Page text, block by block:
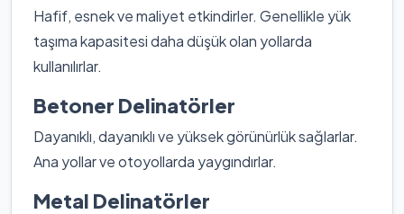
Hafif, esnek ve maliyet etkindirler. Genellikle yük
taşıma kapasitesi daha düşük olan yollarda
kullanılırlar.
Betoner Delinatörler
Dayanıklı, dayanıklı ve yüksek görünürlük sağlarlar.
Ana yollar ve otoyollarda yaygındırlar.
Metal Delinatörler